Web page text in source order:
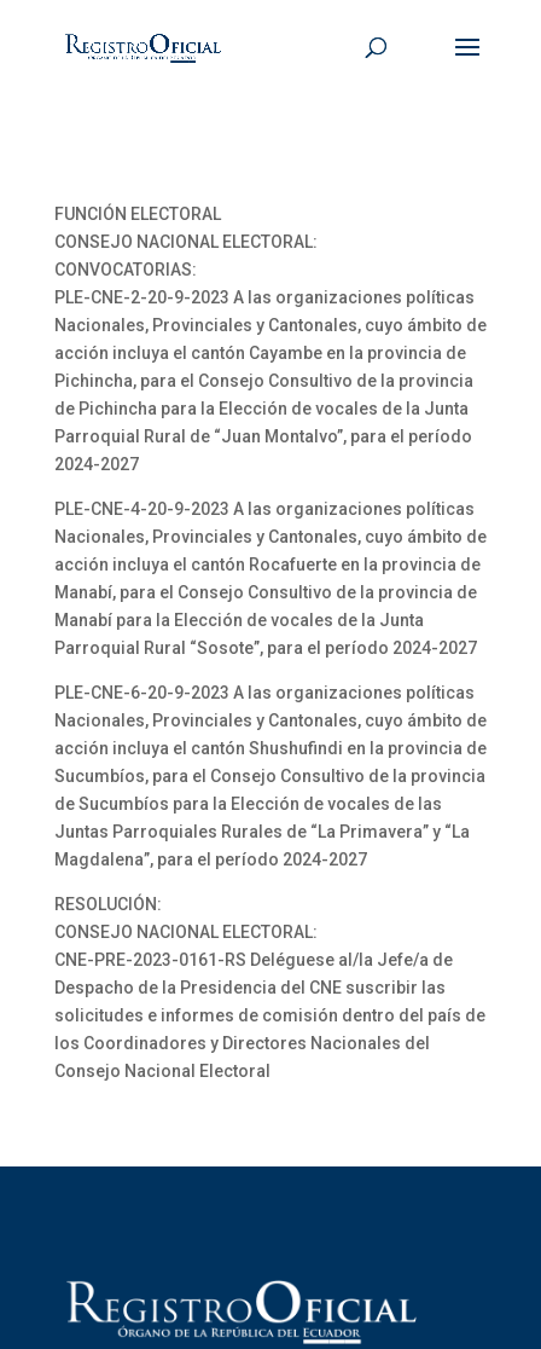
FUNCIÓN ELECTORAL
CONSEJO NACIONAL ELECTORAL:
CONVOCATORIAS:
PLE-CNE-2-20-9-2023 A las organizaciones políticas
Nacionales, Provinciales y Cantonales, cuyo ámbito de
acción incluya el cantón Cayambe en la provincia de
Pichincha, para el Consejo Consultivo de la provincia
de Pichincha para la Elección de vocales de la Junta
Parroquial Rural de “Juan Montalvo”, para el período
2024-2027
PLE-CNE-4-20-9-2023 A las organizaciones políticas
Nacionales, Provinciales y Cantonales, cuyo ámbito de
acción incluya el cantón Rocafuerte en la provincia de
Manabí, para el Consejo Consultivo de la provincia de
Manabí para la Elección de vocales de la Junta
Parroquial Rural “Sosote”, para el período 2024-2027
PLE-CNE-6-20-9-2023 A las organizaciones políticas
Nacionales, Provinciales y Cantonales, cuyo ámbito de
acción incluya el cantón Shushufindi en la provincia de
Sucumbíos, para el Consejo Consultivo de la provincia
de Sucumbíos para la Elección de vocales de las
Juntas Parroquiales Rurales de “La Primavera” y “La
Magdalena”, para el período 2024-2027
RESOLUCIÓN:
CONSEJO NACIONAL ELECTORAL:
CNE-PRE-2023-0161-RS Deléguese al/la Jefe/a de
Despacho de la Presidencia del CNE suscribir las
solicitudes e informes de comisión dentro del país de
los Coordinadores y Directores Nacionales del
Consejo Nacional Electoral